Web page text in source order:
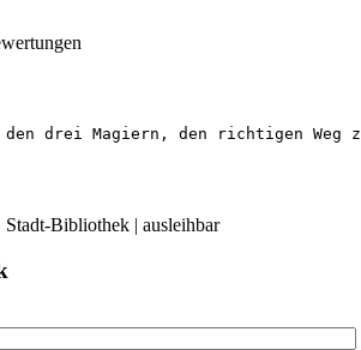
drei Magiern, den richtigen Weg
Stadt-Bibliothek | ausleihbar